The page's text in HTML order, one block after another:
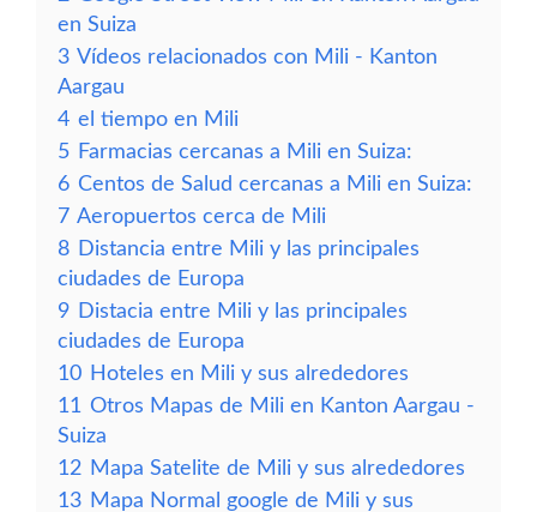
en Suiza
3 Vídeos relacionados con Mili - Kanton
Aargau
4 el tiempo en Mili
5 Farmacias cercanas a Mili en Suiza:
6 Centos de Salud cercanas a Mili en Suiza:
7 Aeropuertos cerca de Mili
8 Distancia entre Mili y las principales
ciudades de Europa
9 Distacia entre Mili y las principales
ciudades de Europa
10 Hoteles en Mili y sus alrededores
11 Otros Mapas de Mili en Kanton Aargau -
Suiza
12 Mapa Satelite de Mili y sus alrededores
13 Mapa Normal google de Mili y sus